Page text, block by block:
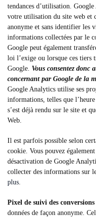
tendances d’utilisation.
votre utilisation du site web et
anonyme et sans identifier les
informations collectées par le
Google peut également
loi l’exige ou lorsque ces tiers
Google. Vous consentez donc
concernant par Google de la
Google Analytics utilise ses
informations, telles que
s’est déjà rendu sur le site et
Web.
Il est parfois possible selon
cookie. Vous pouvez
désactivation de Google
collecter des informations sur
plus.
Pixel de suivi des
données de façon anonyme.